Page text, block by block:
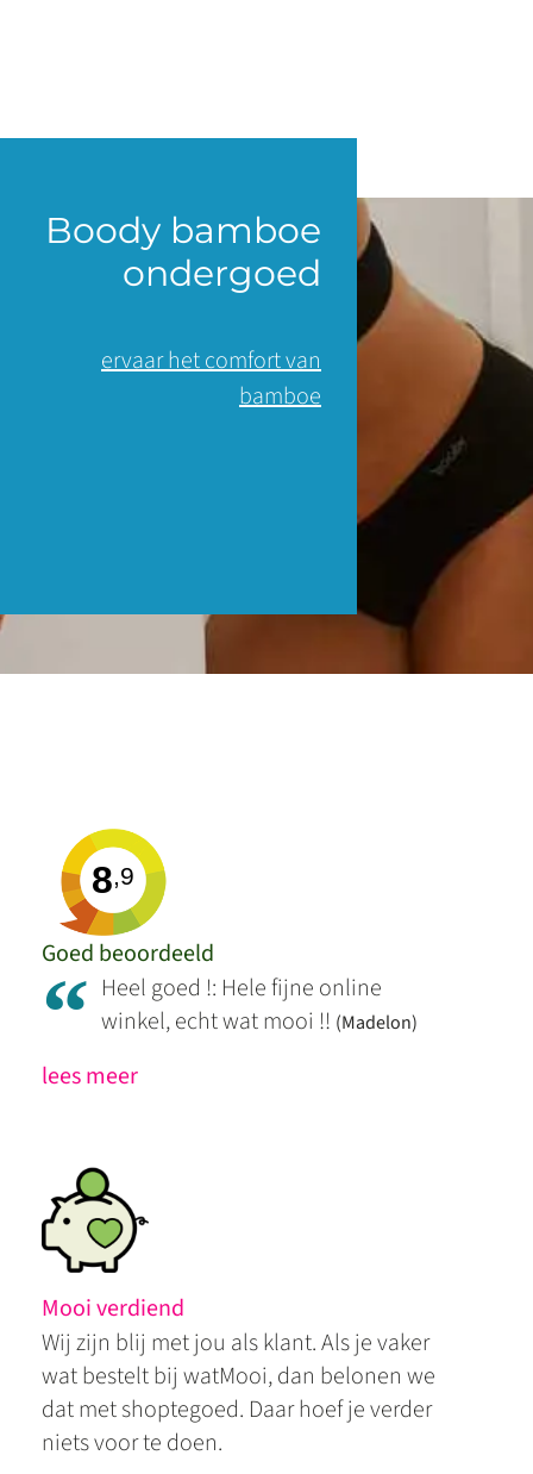
Boody bamboe
ondergoed
ervaar het comfort van
bamboe
8,9
Goed beoordeeld
“ Heel goed !: Hele fijne online
winkel, echt wat mooi !! (Madelon)
lees meer
Mooi verdiend
Wij zijn blij met jou als klant. Als je vaker
wat bestelt bij watMooi, dan belonen we
dat met shoptegoed. Daar hoef je verder
niets voor te doen.